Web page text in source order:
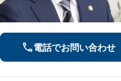
電話でお問い合わせ